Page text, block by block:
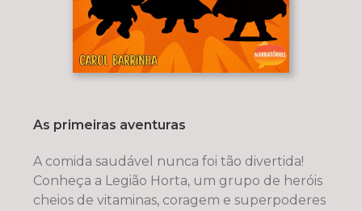
As primeiras aventuras
A comida saudável nunca foi tão divertida!
Conheça a Legião Horta, um grupo de heróis
cheios de vitaminas, coragem e superpoderes